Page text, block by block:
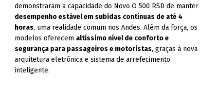
demonstraram a capacidade do Novo O 500 RSD de manter
desempenho estável em subidas contínuas de até 4
horas, uma realidade comum nos Andes. Além da força, os
modelos oferecem altíssimo nível de conforto e
segurança para passageiros e motoristas, graças à nova
arquitetura eletrônica e sistema de arrefecimento
inteligente.